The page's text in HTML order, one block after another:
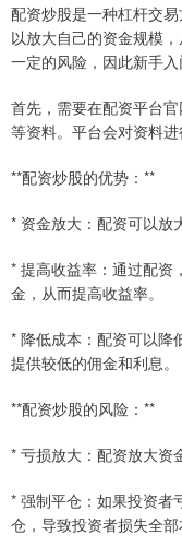
配资炒股是一种杠杆交
以放大自己的资金规模
一定的风险，因此新手入
首先，需要在配资平台
等资料。平台会对资料进
**配资炒股的优势：**
* 资金放大：配资可以放
* 提高收益率：通过配资
金，从而提高收益率。
* 降低成本：配资可以降
提供较低的佣金和利息。
**配资炒股的风险：**
* 亏损放大：配资放大资
* 强制平仓：如果投资者
仓，导致投资者损失全部